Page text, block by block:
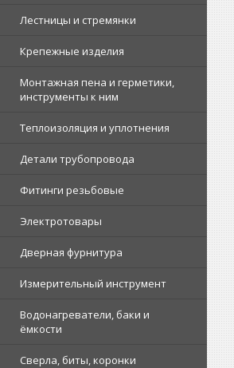
Лестницы и стремянки
Крепежные изделия
Монтажная пена и герметики,
инструменты к ним
Теплоизоляция и уплотнения
Детали трубопровода
Фитинги резьбовые
Электротовары
Дверная фурнитура
Измерительный инструмент
Водонагреватели, баки и
ёмкости
Сверла, биты, коронки